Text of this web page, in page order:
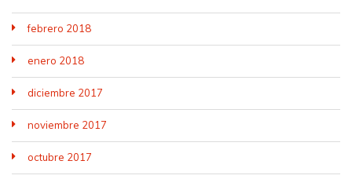
febrero 2018
enero 2018
diciembre 2017
noviembre 2017
octubre 2017